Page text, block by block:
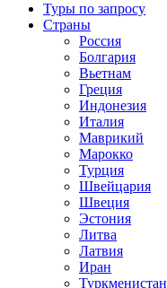
Туры по запросу
Страны
Россия
Болгария
Вьетнам
Греция
Индонезия
Италия
Маврикий
Марокко
Турция
Швейцария
Швеция
Эстония
Литва
Латвия
Иран
Туркменистан